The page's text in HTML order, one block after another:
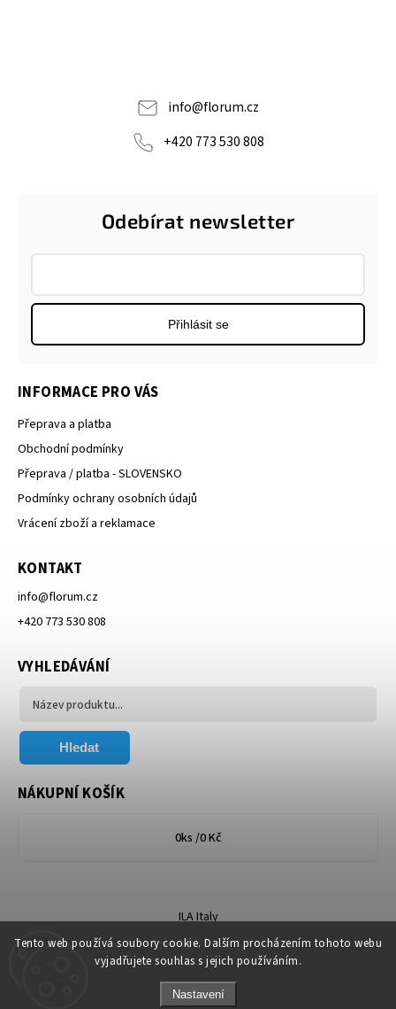
Tento web používá soubory cookie. Dalším procházením tohoto webu
vyjadřujete souhlas s jejich používáním.
Nastavení
info@florum.cz
+420 773 530 808
Odebírat newsletter
Přihlásit se
INFORMACE PRO VÁS
Přeprava a platba
Obchodní podmínky
Přeprava / platba - SLOVENSKO
Podmínky ochrany osobních údajů
Vrácení zboží a reklamace
KONTAKT
info@florum.cz
+420 773 530 808
VYHLEDÁVÁNÍ
Hledat
NÁKUPNÍ KOŠÍK
0ks /0 Kč
ILA Italy